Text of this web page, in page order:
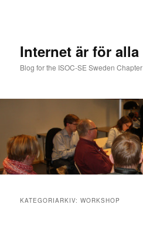
Internet är för alla
Blog for the ISOC-SE Sweden Chapter
KATEGORIARKIV:WORKSHOP